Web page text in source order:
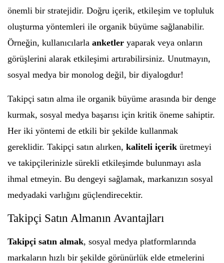
önemli bir stratejidir. Doğru içerik, etkileşim ve topluluk
oluşturma yöntemleri ile organik büyüme sağlanabilir.
Örneğin, kullanıcılarla anketler yaparak veya onların
görüşlerini alarak etkileşimi artırabilirsiniz. Unutmayın,
sosyal medya bir monolog değil, bir diyalogdur!
Takipçi satın alma ile organik büyüme arasında bir denge
kurmak, sosyal medya başarısı için kritik öneme sahiptir.
Her iki yöntemi de etkili bir şekilde kullanmak
gereklidir. Takipçi satın alırken, kaliteli içerik üretmeyi
ve takipçilerinizle sürekli etkileşimde bulunmayı asla
ihmal etmeyin. Bu dengeyi sağlamak, markanızın sosyal
medyadaki varlığını güçlendirecektir.
Takipçi Satın Almanın Avantajları
Takipçi satın almak, sosyal medya platformlarında
markaların hızlı bir şekilde görünürlük elde etmelerini